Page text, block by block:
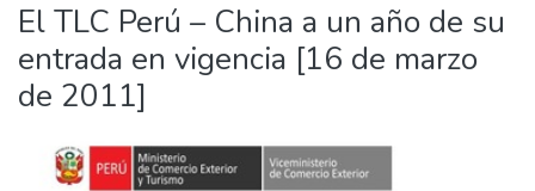
El TLC Perú – China a un año de su
entrada en vigencia [16 de marzo
de 2011]